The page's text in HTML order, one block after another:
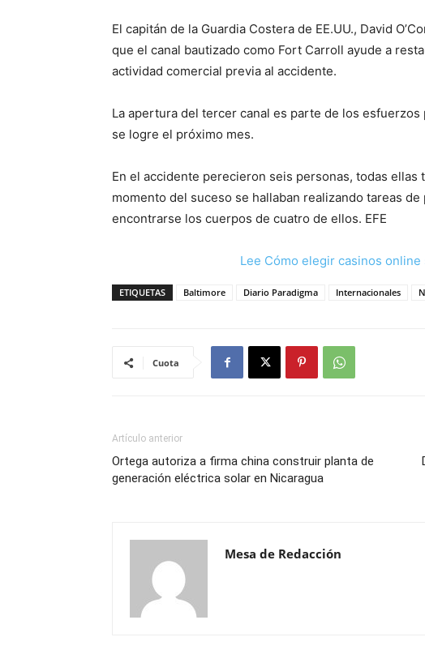
El capitán de la Guardia Costera de EE.UU., David
que el canal bautizado como Fort Carroll ayude a
actividad comercial previa al accidente.
La apertura del tercer canal es parte de los
se logre el próximo mes.
En el accidente perecieron seis personas, todas
momento del suceso se hallaban realizando tareas
encontrarse los cuerpos de cuatro de ellos. EFE
Lee Cómo elegir casinos
ETIQUETAS Baltimore Diario Paradigma Internacionales
Cuota
Artículo anterior
Ortega autoriza a firma china construir planta de
generación eléctrica solar en Nicaragua
Mesa de Redacción